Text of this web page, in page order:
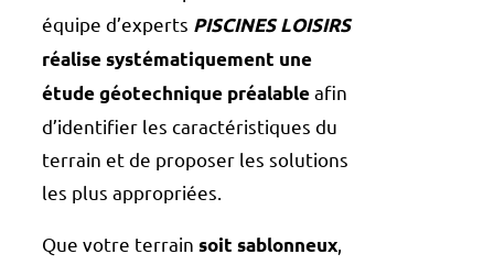
équipe d’experts PISCINES LOISIRS
réalise systématiquement une
étude géotechnique préalableafin
d’identifier les caractéristiques du
terrain et de proposer les solutions
les plus appropriées.
Que votre terrain soit sablonneux